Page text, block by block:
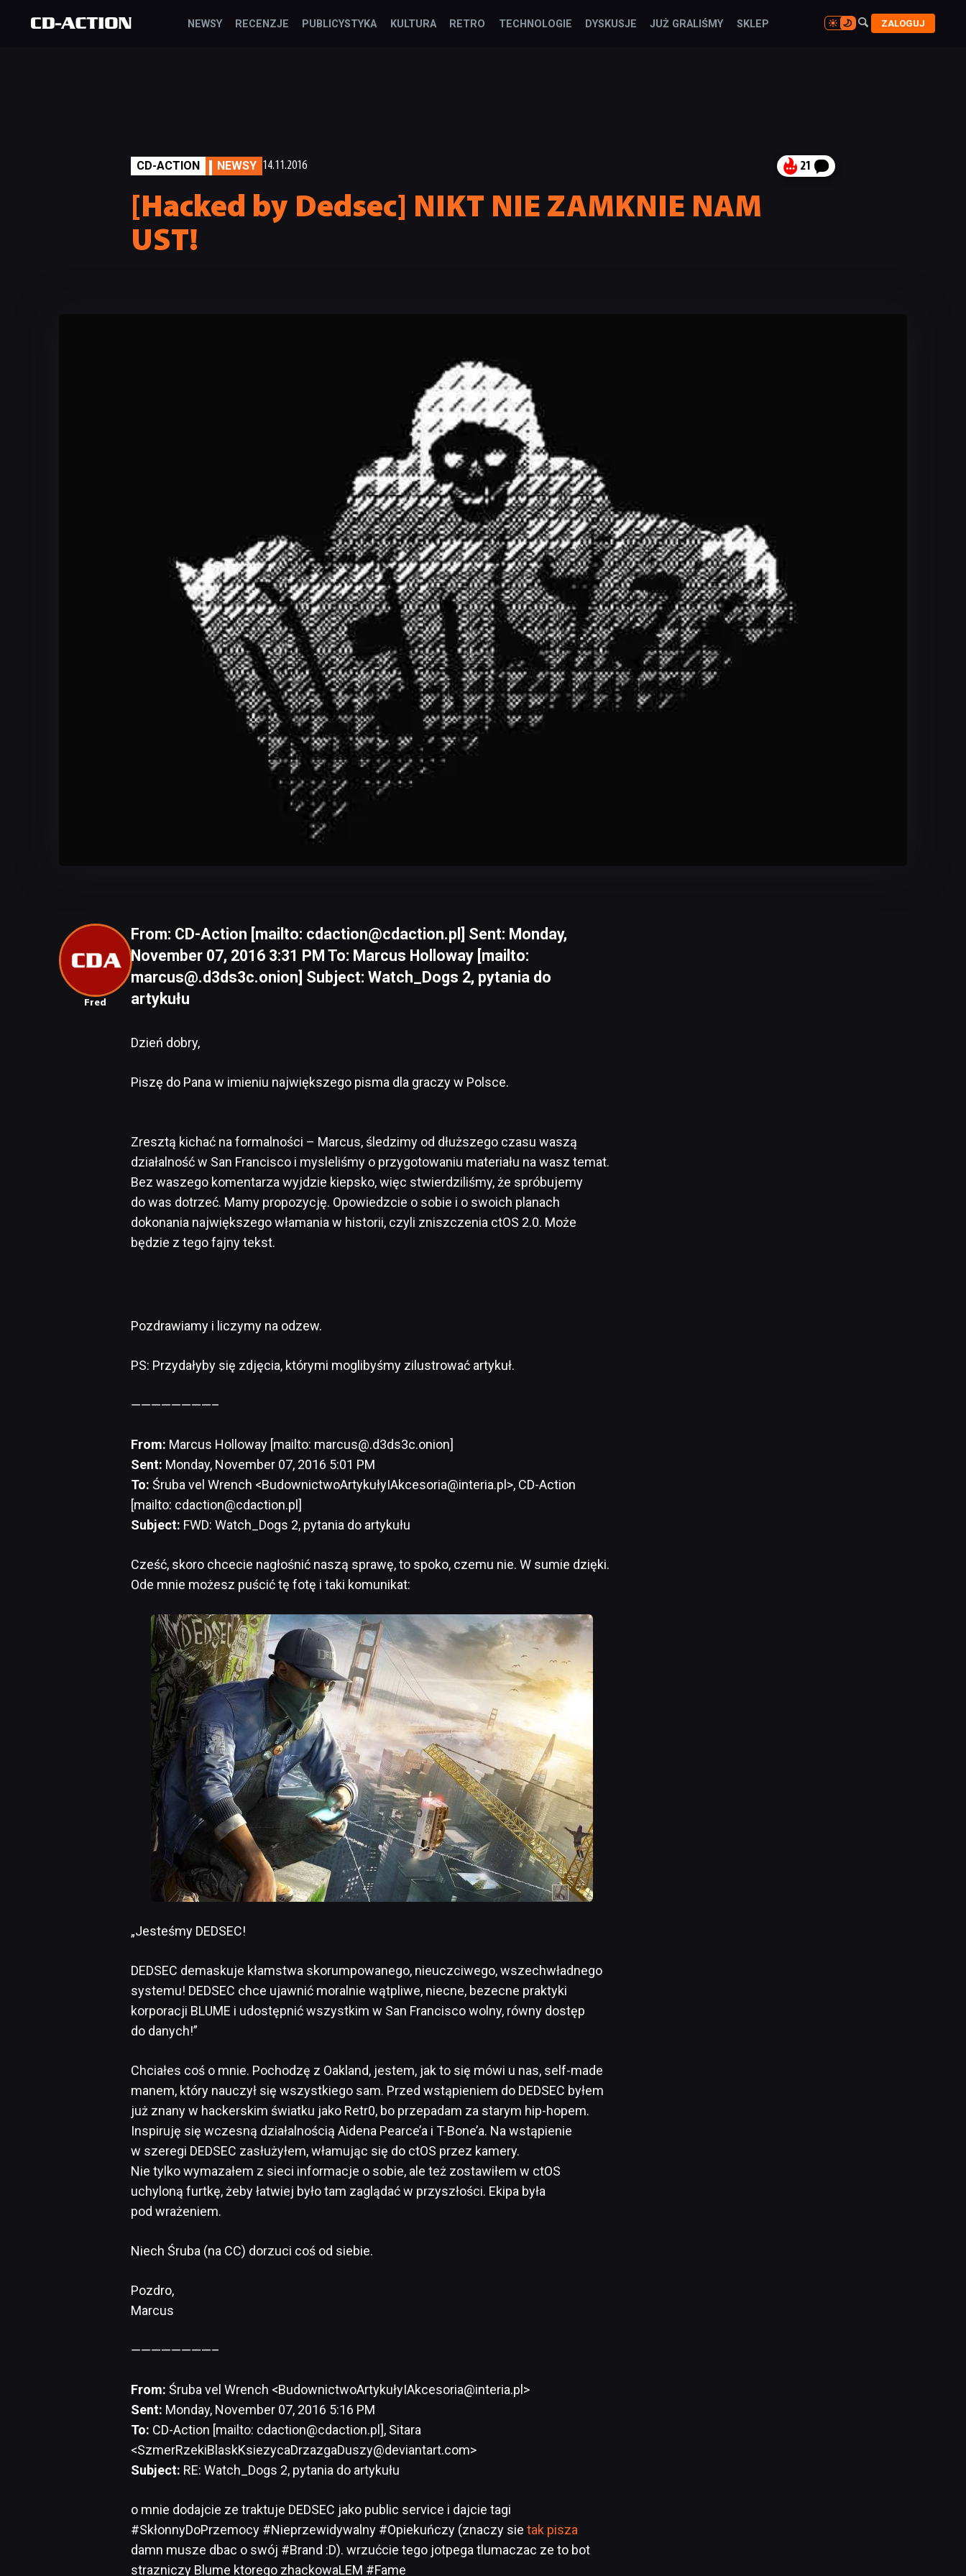
NEWSY RECENZJE PUBLICYSTYKA KULTURA RETRO TECHNOLOGIE DYSKUSJE JUŻ GRALIŚMY SKLEP 
 ZALOGUJ
CD-ACTION NEWSY 14.11.2016 21
[Hacked by Dedsec] NIKT NIE ZAMKNIE NAM
UST!
Fred
From: CD-Action [mailto: cdaction@cdaction.pl] Sent: Monday,
November 07, 2016 3:31 PM To: Marcus Holloway [mailto:
marcus@.d3ds3c.onion] Subject: Watch_Dogs 2, pytania do
artykułu
Dzień dobry,
Piszę do Pana w imieniu największego pisma dla graczy w Polsce.
Zresztą kichać na formalności – Marcus, śledzimy od dłuższego czasu waszą
działalność w San Francisco i mysleliśmy o przygotowaniu materiału na wasz temat.
Bez waszego komentarza wyjdzie kiepsko, więc stwierdziliśmy, że spróbujemy
do was dotrzeć. Mamy propozycję. Opowiedzcie o sobie i o swoich planach
dokonania największego włamania w historii, czyli zniszczenia ctOS 2.0. Może
będzie z tego fajny tekst.
Pozdrawiamy i liczymy na odzew.
PS: Przydałyby się zdjęcia, którymi moglibyśmy zilustrować artykuł.
————————–
From: Marcus Holloway [mailto: marcus@.d3ds3c.onion]
Sent: Monday, November 07, 2016 5:01 PM
To: Śruba vel Wrench <BudownictwoArtykułyIAkcesoria@interia.pl>, CD-Action
[mailto: cdaction@cdaction.pl]
Subject: FWD: Watch_Dogs 2, pytania do artykułu
Cześć, skoro chcecie nagłośnić naszą sprawę, to spoko, czemu nie. W sumie dzięki.
Ode mnie możesz puścić tę fotę i taki komunikat:
„Jesteśmy DEDSEC!
DEDSEC demaskuje kłamstwa skorumpowanego, nieuczciwego, wszechwładnego
systemu! DEDSEC chce ujawnić moralnie wątpliwe, niecne, bezecne praktyki
korporacji BLUME i udostępnić wszystkim w San Francisco wolny, równy dostęp
do danych!”
Chciałes coś o mnie. Pochodzę z Oakland, jestem, jak to się mówi u nas, self-made
manem, który nauczył się wszystkiego sam. Przed wstąpieniem do DEDSEC byłem
już znany w hackerskim światku jako Retr0, bo przepadam za starym hip-hopem.
Inspiruję się wczesną działalnością Aidena Pearce’a i T-Bone’a. Na wstąpienie
w szeregi DEDSEC zasłużyłem, włamując się do ctOS przez kamery.
Nie tylko wymazałem z sieci informacje o sobie, ale też zostawiłem w ctOS
uchyloną furtkę, żeby łatwiej było tam zaglądać w przyszłości. Ekipa była
pod wrażeniem.
Niech Śruba (na CC) dorzuci coś od siebie.
Pozdro,
Marcus
————————–
From: Śruba vel Wrench <BudownictwoArtykułyIAkcesoria@interia.pl>
Sent: Monday, November 07, 2016 5:16 PM
To: CD-Action [mailto: cdaction@cdaction.pl], Sitara
<SzmerRzekiBlaskKsiezycaDrzazgaDuszy@deviantart.com>
Subject: RE: Watch_Dogs 2, pytania do artykułu
o mnie dodajcie ze traktuje DEDSEC jako public service i dajcie tagi
#SkłonnyDoPrzemocy #Nieprzewidywalny #Opiekuńczy (znaczy sie tak pisza
damn musze dbac o swój #Brand :D). wrzućcie tego jotpega tlumaczac ze to bot
strazniczy Blume ktorego zhackowaLEM #Fame